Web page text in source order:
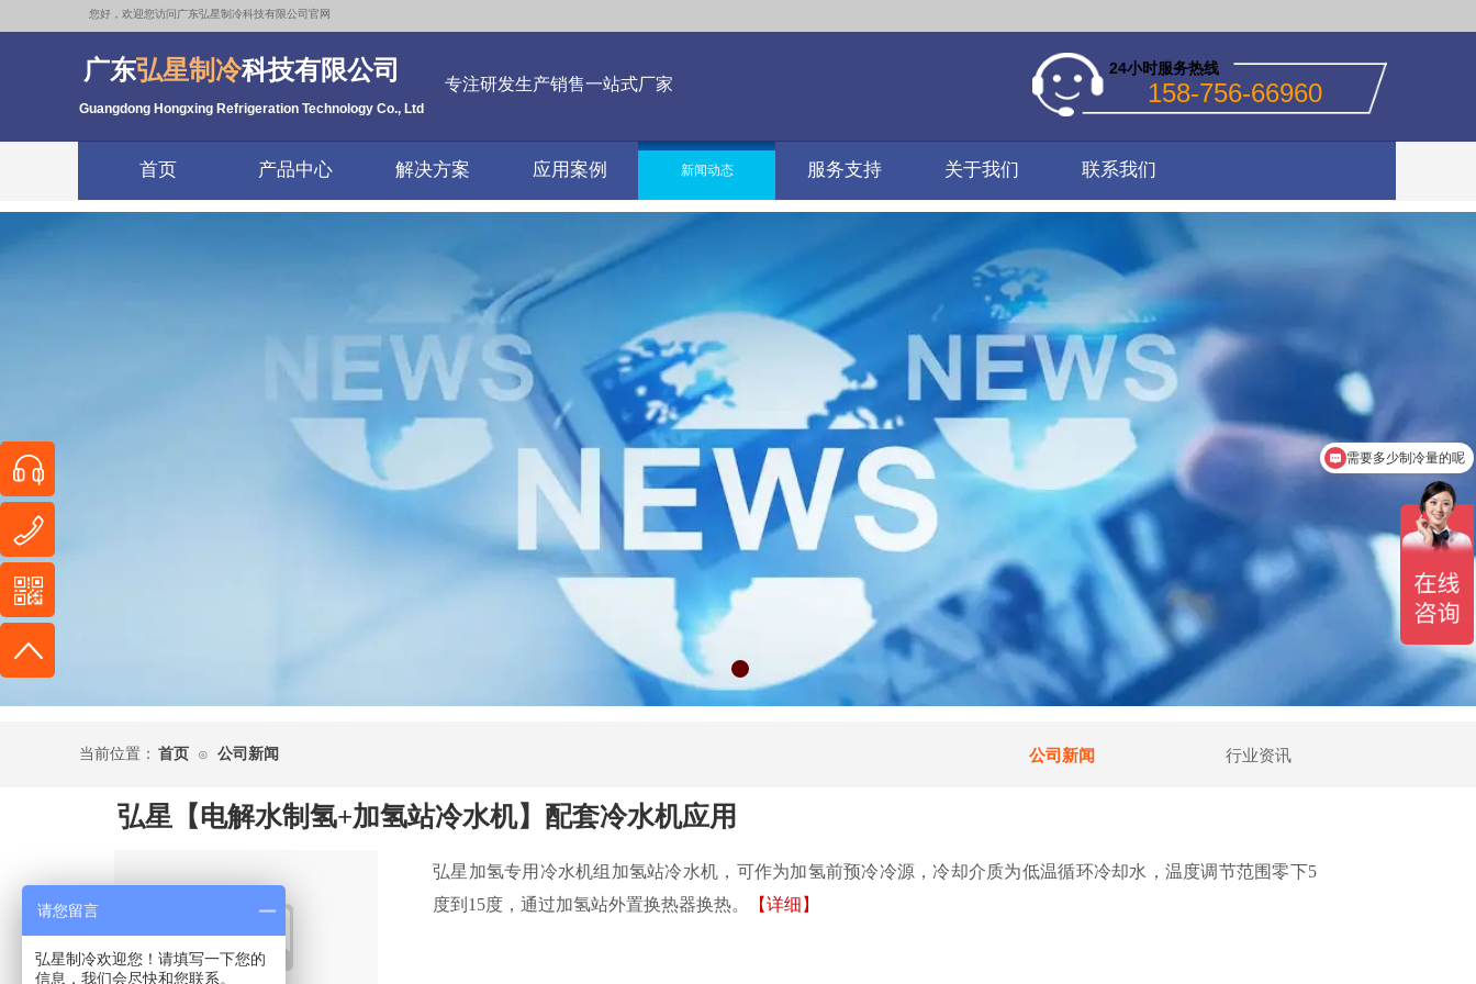
您好，欢迎您访问广东弘星制冷科技有限公司官网
广东弘星制冷科技有限公司 专注研发生产销售一站式厂家
24小时服务热线
158-756-66960
Guangdong Hongxing Refrigeration Technology Co., Ltd
首页 产品中心 解决方案 应用案例 新闻动态 服务支持 关于我们 联系我们
公司新闻 行业资讯
首页 ⊙ 公司新闻
当前位置：
弘星【电解水制氢+加氢站冷水机】配套冷水机应用
弘星加氢专用冷水机组加氢站冷水机，可作为加氢前预冷冷源，冷却介质为低温循环冷却水，温度调节范围零下5
度到15度，通过加氢站外置换热器换热。
【详细】
需要多少制冷量的呢
请您留言
弘星制冷欢迎您！请填写一下您的
信息，我们会尽快和您联系。